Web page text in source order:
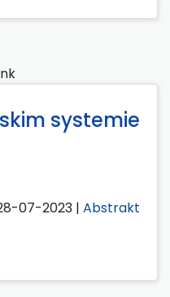
systemie
07-2023 | Abstrakt